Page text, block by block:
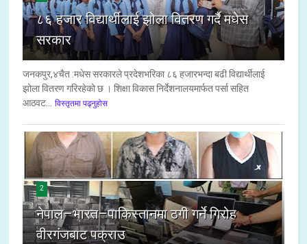
८६ हजार विद्यार्थीलाई झोला वितरण गर्दै मधेस
सरकार
जनकपुर,४चैत :मधेस सरकारले प्रदेशभरिका ८६ हजारभन्दा बढी विद्यार्थीलाई
झोला वितरण गरिरहेको छ । शिक्षा विकास निर्देशनालयमार्फत पर्सा सहित
आठवट...
विस्तृतमा पढ्नुहोस
2
नेपाल–भारत–पाकिस्तानमा ठगी गर्ने गिरोह
वीरगंजबाट पक्राउ